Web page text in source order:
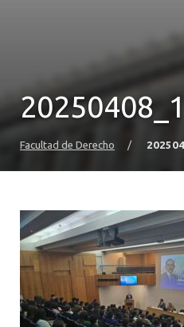
Facultad de Derecho /